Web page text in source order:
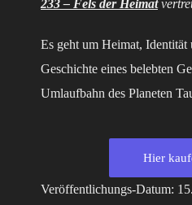
233 – Fels der Heimat
Es geht um Heimat, Identität
Geschichte eines belebten
Umlaufbahn des Planeten
Hier
Veröffentlichungs-Datum: